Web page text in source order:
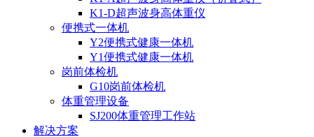
K1-D超声波身高体重仪
便携式一体机
Y2便携式健康一体机
Y1便携式健康一体机
岗前体检机
G10岗前体检机
体重管理设备
SJ200体重管理工作站
解决方案